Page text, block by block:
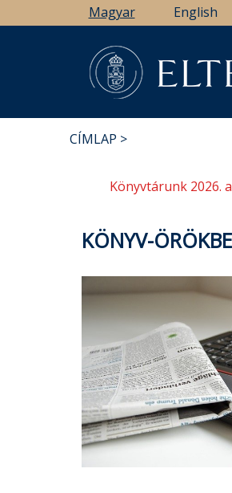
a
Magyar English
CÍMLAP
Könyvtárunk 2026.
KÖNYV-